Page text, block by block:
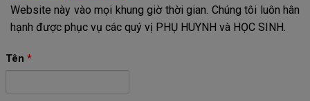
Website này vào mọi khung giờ thời gian. Chúng tôi luôn hân
hạnh được phục vụ các quý vị PHỤ HUYNH và HỌC SINH.
Tên *